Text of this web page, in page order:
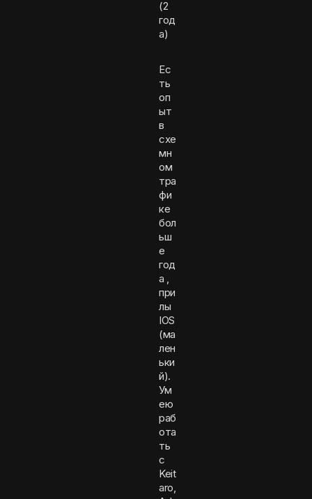
(2
год
а)
Ес
ть
оп
ыт
в
схе
мн
ом
тра
фи
ке
бол
ьш
е
год
а ,
при
лы
IOS
(ма
лен
ьки
й).
Ум
ею
раб
ота
ть
с
Keit
aro,